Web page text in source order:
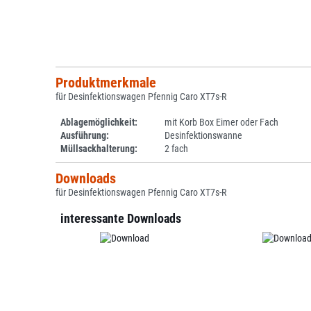
Produktmerkmale
für Desinfektionswagen Pfennig Caro XT7s-R
Ablagemöglichkeit:
mit Korb Box Eimer oder Fach
Ausführung:
Desinfektionswanne
Müllsackhalterung:
2 fach
Downloads
für Desinfektionswagen Pfennig Caro XT7s-R
interessante Downloads